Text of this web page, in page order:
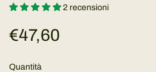
2 recensioni
P
r
€47,60
Quantità